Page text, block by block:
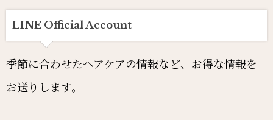
LINE Official Account
季節に合わせたヘアケアの情報など、お得な情報を
お送りします。